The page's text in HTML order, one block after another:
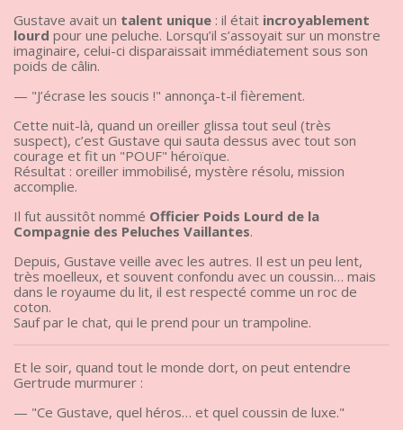
Gustave avait un talent unique : il était incroyablement
lourd pour une peluche. Lorsqu’il s’assoyait sur un monstre
imaginaire, celui-ci disparaissait immédiatement sous son
poids de câlin.
— "J’écrase les soucis !" annonça-t-il fièrement.
Cette nuit-là, quand un oreiller glissa tout seul (très
suspect), c’est Gustave qui sauta dessus avec tout son
courage et fit un "POUF" héroïque.
Résultat : oreiller immobilisé, mystère résolu, mission
accomplie.
Il fut aussitôt nommé Officier Poids Lourd de la
Compagnie des Peluches Vaillantes.
Depuis, Gustave veille avec les autres. Il est un peu lent,
très moelleux, et souvent confondu avec un coussin… mais
dans le royaume du lit, il est respecté comme un roc de
coton.
Sauf par le chat, qui le prend pour un trampoline.
Et le soir, quand tout le monde dort, on peut entendre
Gertrude murmurer :
— "Ce Gustave, quel héros… et quel coussin de luxe."